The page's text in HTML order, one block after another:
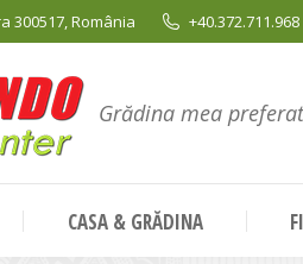
300517, România +40.372.711.968
Grădina mea
CASA & GRĂDINA